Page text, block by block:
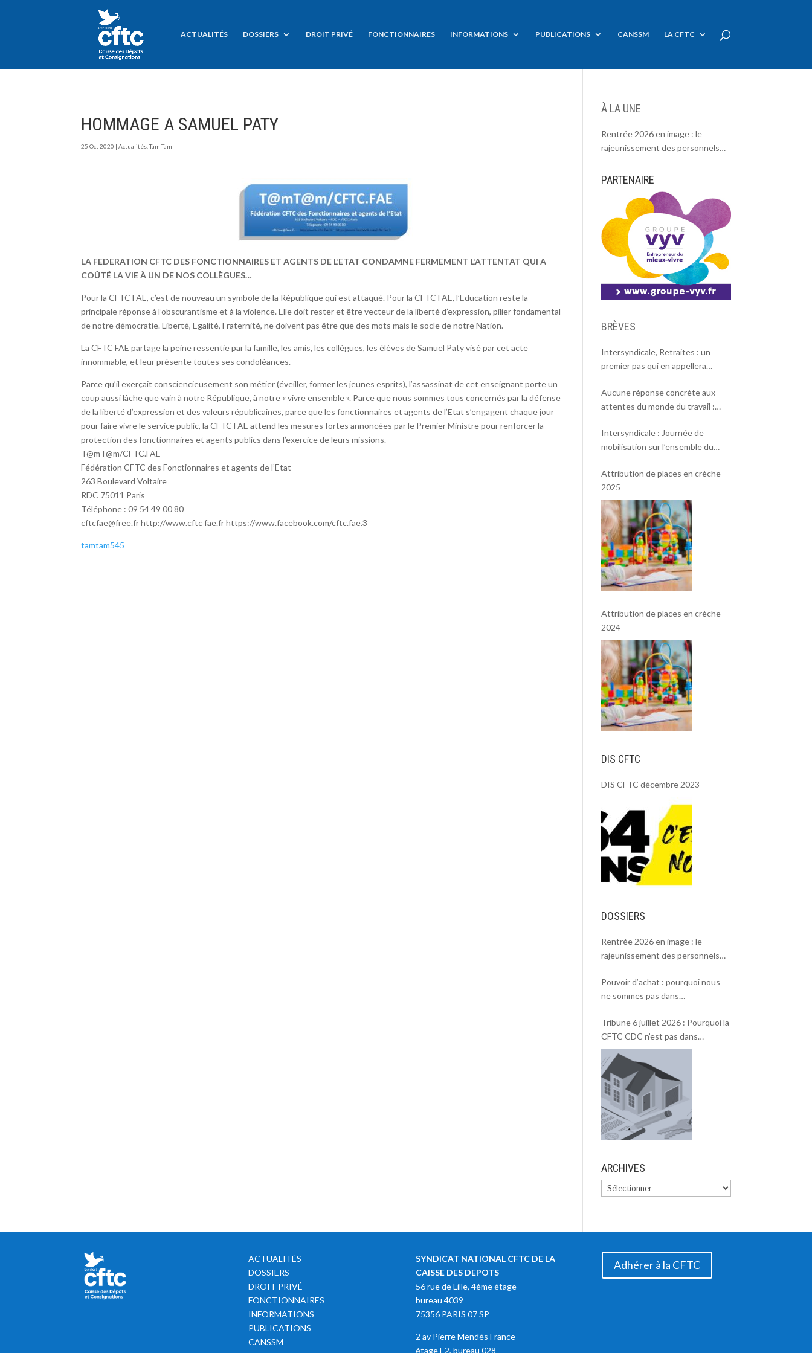
ACTUALITÉS DOSSIERS DROIT PRIVÉ FONCTIONNAIRES INFORMATIONS PUBLICATIONS CANSSM LA CFTC
HOMMAGE A SAMUEL PATY
25 Oct 2020 |Actualités ,Tam Tam
LA FEDERATION CFTC DES FONCTIONNAIRES ET AGENTS DE L’ETAT CONDAMNE FERMEMENT L’ATTENTAT QUI A
COÛTÉ LA VIE À UN DE NOS COLLÈGUES…
Pour la CFTC FAE, c’est de nouveau un symbole de la République qui est attaqué. Pour la CFTC FAE, l’Education reste la
principale réponse à l’obscurantisme et à la violence. Elle doit rester et être vecteur de la liberté d’expression, pilier fondamental
de notre démocratie. Liberté, Egalité, Fraternité, ne doivent pas être que des mots mais le socle de notre Nation.
La CFTC FAE partage la peine ressentie par la famille, les amis, les collègues, les élèves de Samuel Paty visé par cet acte
innommable, et leur présente toutes ses condoléances.
Parce qu’il exerçait consciencieusement son métier (éveiller, former les jeunes esprits), l’assassinat de cet enseignant porte un
coup aussi lâche que vain à notre République, à notre « vivre ensemble ». Parce que nous sommes tous concernés par la défense
de la liberté d’expression et des valeurs républicaines, parce que les fonctionnaires et agents de l’Etat s’engagent chaque jour
pour faire vivre le service public, la CFTC FAE attend les mesures fortes annoncées par le Premier Ministre pour renforcer la
protection des fonctionnaires et agents publics dans l’exercice de leurs missions.
T@mT@m/CFTC.FAE
Fédération CFTC des Fonctionnaires et agents de l’Etat
263 Boulevard Voltaire
RDC 75011 Paris
Téléphone : 09 54 49 00 80
cftcfae@free.fr http://www.cftc fae.fr https://www.facebook.com/cftc.fae.3
tamtam545
À LA UNE
Rentrée 2026 en image : le
rajeunissement des personnels
PARTENAIRE
BRÈVES
Intersyndicale, Retraites : un
premier pas qui en appellera
Aucune réponse concrète aux
attentes du monde du travail :
mobilisation massive le 2 octobre !
Intersyndicale : Journée de
mobilisation sur l’ensemble du
Attribution de places en crèche
2025
Attribution de places en crèche
2024
DIS CFTC
DIS CFTC décembre 2023
DOSSIERS
Rentrée 2026 en image : le
rajeunissement des personnels
Pouvoir d’achat : pourquoi nous
ne sommes pas dans
Tribune 6 juillet 2026 : Pourquoi la
CFTC CDC n’est pas dans
l’intersyndicale « Pouvoir d’achat »
et Rentrée 2026 .
ARCHIVES
ACTUALITÉS
DOSSIERS
DROIT PRIVÉ
FONCTIONNAIRES
INFORMATIONS
PUBLICATIONS
CANSSM
SYNDICAT NATIONAL CFTC DE LA
CAISSE DES DEPOTS
56 rue de Lille, 4éme étage
bureau 4039
75356 PARIS 07 SP
2 av Pierre Mendés France
étage E2, bureau 028
Adhérer à la CFTC